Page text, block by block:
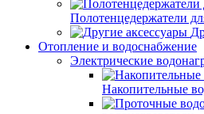
Полотенцедержатели
Отопление и водоснабжение
Электрические
Накопительные